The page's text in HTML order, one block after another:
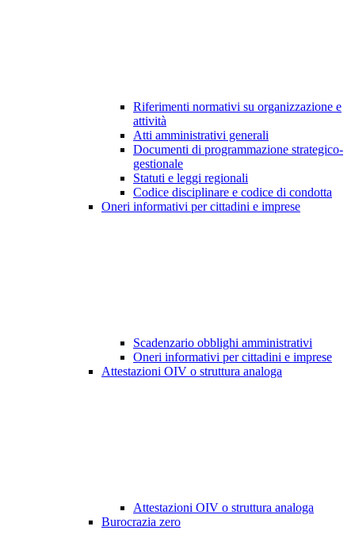
Riferimenti normativi su organizzazione e
attività
Atti amministrativi generali
Documenti di programmazione strategico-
gestionale
Statuti e leggi regionali
Codice disciplinare e codice di condotta
Oneri informativi per cittadini e imprese
Scadenzario obblighi amministrativi
Oneri informativi per cittadini e imprese
Attestazioni OIV o struttura analoga
Attestazioni OIV o struttura analoga
Burocrazia zero